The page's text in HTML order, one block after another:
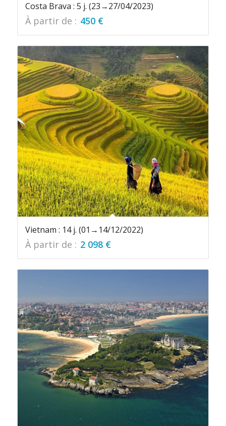
Costa Brava : 5 j. (23→27/04/2023)
À partir de : 450 €
Vietnam : 14 j. (01→14/12/2022)
À partir de : 2 098 €